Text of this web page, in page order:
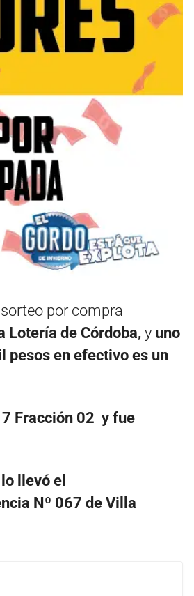
por compra
Lotería de Córdoba,y uno
pesos en efectivo es un
Fracción 02 y fue
llevó el
Nº 067 de Villa